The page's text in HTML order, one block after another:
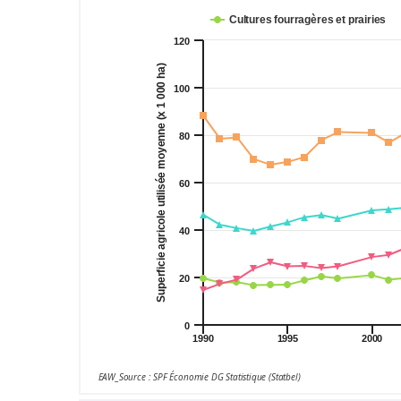
Superficie agricole utilisée moyenne (x 1 000 ha)
Cultures fourragères et prairies
1990 1995 2000
0
20
40
60
80
100
120
EAW_Source : SPF Économie DG Statistique (Statbel)